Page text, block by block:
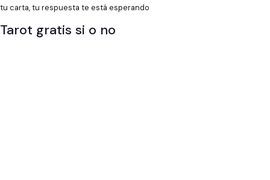
tu carta, tu respuesta te está esperando
Tarot gratis si o no